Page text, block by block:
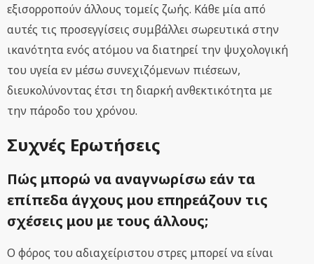
εξισορροπούν άλλους τομείς ζωής. Κάθε μία από
αυτές τις προσεγγίσεις συμβάλλει σωρευτικά στην
ικανότητα ενός ατόμου να διατηρεί την ψυχολογική
του υγεία εν μέσω συνεχιζόμενων πιέσεων,
διευκολύνοντας έτσι τη διαρκή ανθεκτικότητα με
την πάροδο του χρόνου.
Συχνές Ερωτήσεις
Πώς μπορώ να αναγνωρίσω εάν τα
επίπεδα άγχους μου επηρεάζουν τις
σχέσεις μου με τους άλλους;
Ο φόρος του αδιαχείριστου στρες μπορεί να είναι